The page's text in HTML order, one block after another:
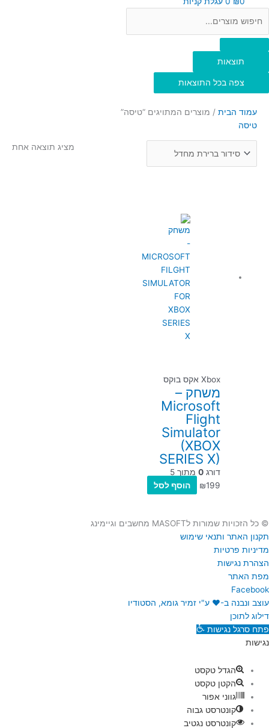
תוצאות
צפה בכל התוצאות
עמוד הבית / מוצרים המתויגים “טיסה”
טיסה
מציג תוצאה אחת
Xbox אקס בוקס
משחק –
Microsoft
Flight
Simulator
(XBOX
SERIES X)
דורג0 מתוך 5
₪199 הוסף לסל
© כל הזכויות שמורות לMASOFT מחשבים וגיימינג
תקנון האתר ותנאי שימוש
מדיניות פרטיות
הצהרת נגישות
מפת האתר
Facebook
עוצב ונבנה ב-♥︎ ע"י זמיר גומא, הסטודיו
דילוג לתוכן
פתח סרגל נגישות
נגישות
הגדל טקסט
הקטן טקסט
גווני אפור
קונטרסט גבוה
קונטרסט נגטיב